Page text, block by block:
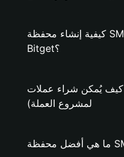
كيفية إنشاء محفظة SMASH31 على محفظة
Bitget؟
كيف يُمكن شراء عملات SMASH31؟ (فقط
لمشروع العملة)